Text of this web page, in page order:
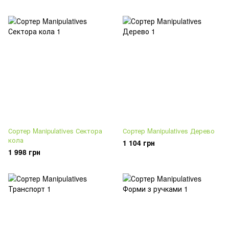
Сортер Manipulatives Сектора
кола
1 998 грн
Сортер Manipulatives Дерево
1 104 грн